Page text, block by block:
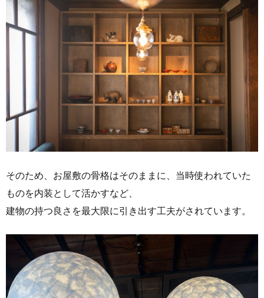
そのため、お屋敷の骨格はそのままに、当時使われていた
ものを内装として活かすなど、
建物の持つ良さを最大限に引き出す工夫がされています。